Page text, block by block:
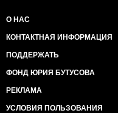
И власти успокоятся
Всех дружно на три
Вдоль непонятно-
(полностью
http://
О НАС
КОНТАКТНАЯ ИНФОРМАЦИЯ
ПОДДЕРЖАТЬ
ФОНД ЮРИЯ БУТУСОВА
РЕКЛАМА
УСЛОВИЯ ПОЛЬЗОВАНИЯ